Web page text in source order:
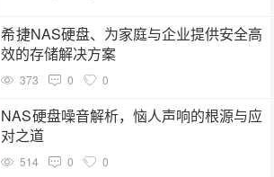
希捷NAS硬盘、为家庭与企业提供安全高
效的存储解决方案
373 0 0
NAS硬盘噪音解析，恼人声响的根源与应
对之道
514 0 0